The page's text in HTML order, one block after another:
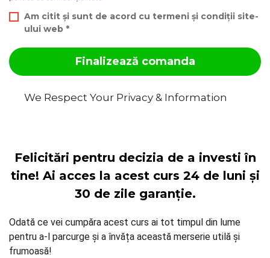
Felicitări pentru decizia de a investi în
tine! Ai acces la acest curs 24 de luni și
30 de zile garanție.
Odată ce vei cumpăra acest curs ai tot timpul din lume
pentru a-l parcurge și a învăța această merserie utilă și
frumoasă!
Am citit și sunt de acord cu termeni și condiții site-
ului web *
Finalizează comanda
We Respect Your Privacy & Information